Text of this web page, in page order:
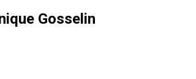
Gosselin